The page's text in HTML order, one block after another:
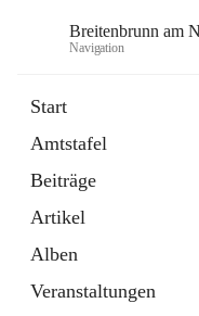
Breitenbrunn am
Navigation
Start
Amtstafel
Beiträge
Artikel
Alben
Veranstaltungen
18 Schnellzugriffe
Gemeindeservice